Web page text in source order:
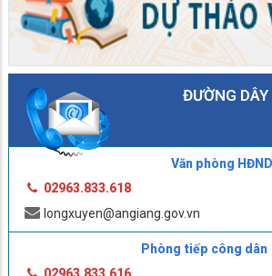
ĐƯỜNG DÂY
Văn phòng
02963.833.618
longxuyen@angiang.gov.vn
Phòng tiếp công dân
02963.833.616